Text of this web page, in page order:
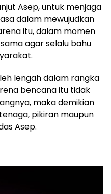
Asep, untuk menjaga
dalam mewujudkan
itu, dalam momen
agar selalu bahu
lengah dalam rangka
bencana itu tidak
maka demikian
pikiran maupun
Asep.